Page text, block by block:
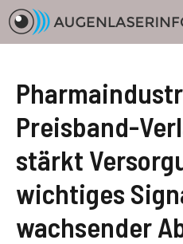
Zum
Inhalt
springen
Preisband-
stärkt
wichtiges
wachsender